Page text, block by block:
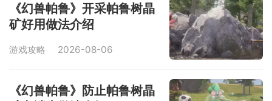
《幻兽帕鲁》开采帕鲁树晶
矿好用做法介绍
游戏攻略 2026-08-06
《幻兽帕鲁》防止帕鲁树晶